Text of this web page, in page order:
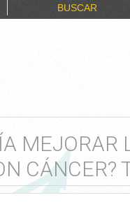
BUSCAR
MEJORAR
CÁNCER?